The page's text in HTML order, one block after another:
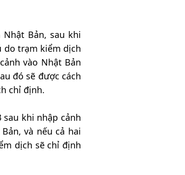
Bản, sau khi
do trạm kiểm dịch
vào Nhật Bản
đó sẽ được cách
chỉ định.
khi nhập cảnh
và nếu cả hai
dịch sẽ chỉ định